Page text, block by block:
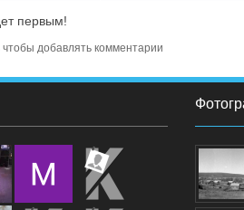
первым!
чтобы добавлять комментарии